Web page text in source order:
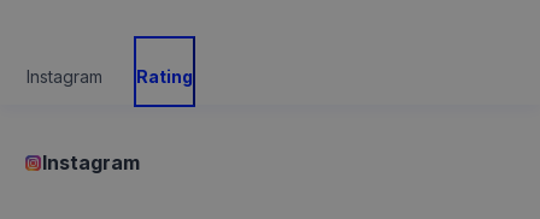
Instagram Rating
Instagram